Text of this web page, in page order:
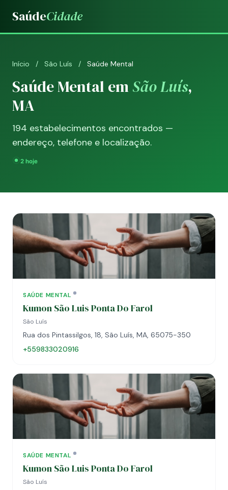
SaúdeCidade
Início / São Luís / Saúde Mental
Saúde Mental emSão Luís,
MA
194 estabelecimentos encontrados —
endereço, telefone e localização.
SAÚDE MENTAL
Kumon São Luis Ponta Do Farol
São Luís
Rua dos Pintassilgos, 18, São Luís, MA, 65075-350
+559833020916
SAÚDE MENTAL
Kumon São Luis Ponta Do Farol
São Luís